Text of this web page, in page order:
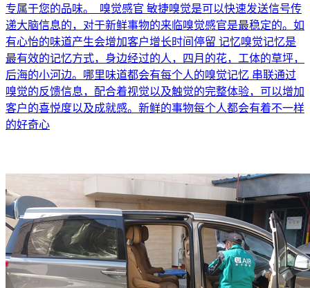
专属于您的品味。 嗅觉感官 敏捷嗅觉是可以快速发送信号传
递大脑信息的，对于新鲜事物的来临嗅觉感官是最稳定的。如
有心怡的味道产生会增加客户增长时间停留 记忆嗅觉记忆是
最有效的记忆方式，身边经过的人，四月的花，工体的草坪，
后海的小河边。哪里味道都会有每个人的嗅觉记忆 串联通过
嗅觉的反馈信息，配合着视觉以及触觉的完整体验，可以增加
客户的喜悦度以及成就感。新鲜的事物每个人都会有着不一样
的好奇心